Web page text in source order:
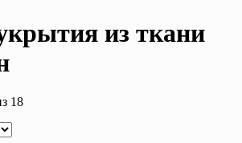
из ткани
18